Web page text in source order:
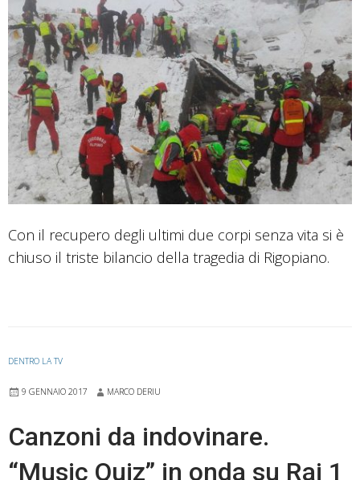
Con il recupero degli ultimi due corpi senza vita si è
chiuso il triste bilancio della tragedia di Rigopiano.
DENTRO LA TV
9 GENNAIO 2017 MARCO DERIU
Canzoni da indovinare.
“Music Quiz” in onda su Rai 1